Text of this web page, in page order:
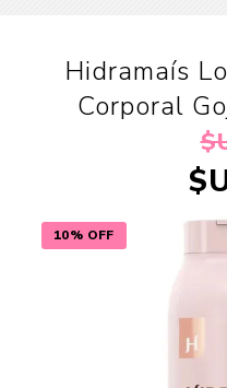
10% OFF
Hidramaís
Corporal